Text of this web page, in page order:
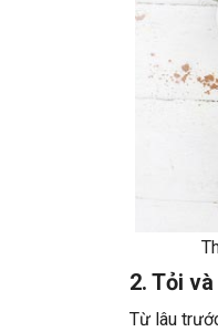
2. Tỏi
Từ lâu